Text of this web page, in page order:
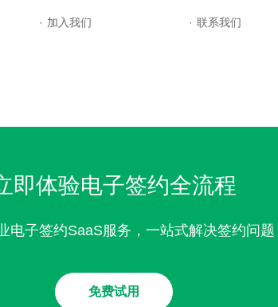
· 加入我们 · 联系我们
即体验电子签约全流程
电子签约SaaS服务，一站式解决签约问题
免费试用